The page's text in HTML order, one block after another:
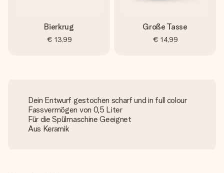
Bierkrug
€ 13,99
Große Tasse
€ 14,99
Dein Entwurf gestochen scharf und in full colour
Fassvermögen von 0,5 Liter
Für die Spülmaschine Geeignet
Aus Keramik